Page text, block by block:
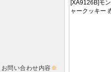
お問い合わせ内容※